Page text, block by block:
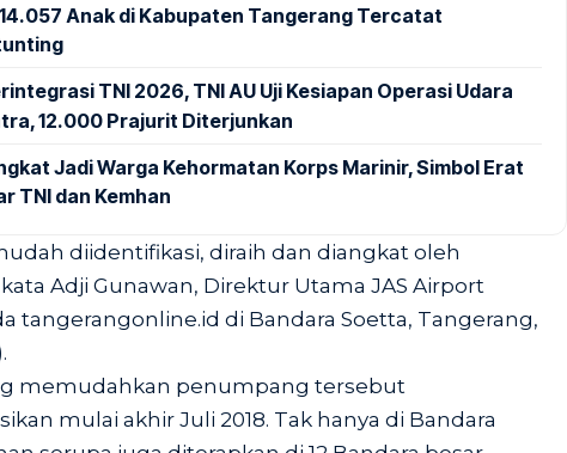
Anak di Kabupaten Tangerang Tercatat
TNI 2026, TNI AU Uji Kesiapan Operasi Udara
12.000 Prajurit Diterjunkan
Jadi Warga Kehormatan Korps Marinir, Simbol Erat
TNI dan Kemhan
diidentifikasi, diraih dan diangkat oleh
Adji Gunawan, Direktur Utama JAS Airport
tangerangonline.id di Bandara Soetta, Tangerang,
memudahkan penumpang tersebut
mulai akhir Juli 2018. Tak hanya di Bandara